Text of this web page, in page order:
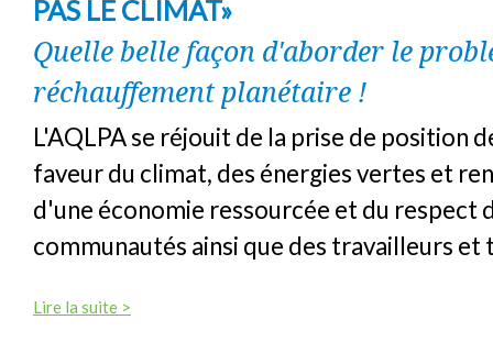
PAS LE CLIMAT»
Quelle belle façon d'aborder le
réchauffement planétaire !
L'AQLPA se réjouit de la prise de position
faveur du climat, des énergies vertes et
d'une économie ressourcée et du respect
communautés ainsi que des travailleurs et
Lire la suite >